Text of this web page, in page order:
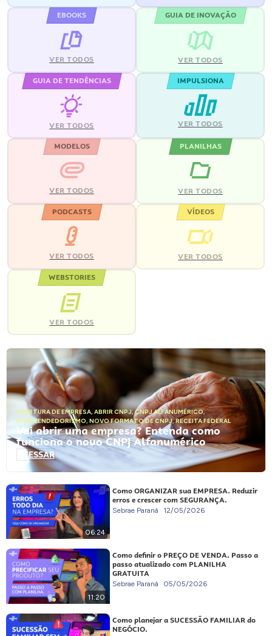
EBOOKS
VER TODOS
GUIA DE INOVAÇÃO
VER TODOS
GUIA DE TENDÊNCIAS
VER TODOS
IMPULSIONA
VER TODOS
MODELOS
VER TODOS
PLANILHAS
VER TODOS
PODCASTS
VER TODOS
VÍDEOS
VER TODOS
WEBSTORIES
VER TODOS
ABERTURA DE EMPRESA, ABRIR CNPJ,CNPJ ALFANUMÉRICO,
EMPREENDEDORISMO, NOVO FORMATO DE CNPJ,RECEITA FEDERAL
Vai abrir uma empresa? Entenda como
funciona o novo CNPJ Alfanumérico
ACESSAR
06:24
Como ORGANIZAR sua EMPRESA. Reduzir
erros e crescer com SEGURANÇA.
Sebrae Paraná 12/05/2026
11:20
Como definir o PREÇO DE VENDA. Passo a
passo atualizado com PLANILHA
GRATUITA
Sebrae Paraná 05/05/2026
Como planejar a SUCESSÃO FAMILIAR do
NEGÓCIO.